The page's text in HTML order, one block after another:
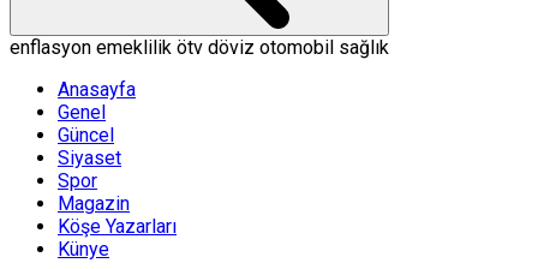
enflasyon emeklilik ötv döviz otomobil sağlık
Anasayfa
Genel
Güncel
Siyaset
Spor
Magazin
Köşe Yazarları
Künye